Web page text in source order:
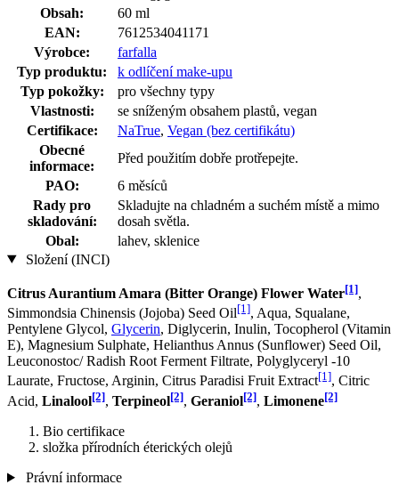
Obsah:
60 ml
EAN:
7612534041171
Výrobce:
farfalla
Typ produktu:
k odlíčení make-upu
Typ pokožky:
pro všechny typy
Vlastnosti:
se sníženým obsahem plastů, vegan
Certifikace:
NaTrue, Vegan (bez certifikátu)
Obecné
informace:
Před použitím dobře protřepejte.
PAO:
6 měsíců
Rady pro
skladování:
Skladujte na chladném a suchém místě a mimo
dosah světla.
Obal:
lahev, sklenice
Složení (INCI)
Citrus Aurantium Amara (Bitter Orange) Flower Water[1],
Simmondsia Chinensis (Jojoba) Seed Oil[1], Aqua, Squalane,
Pentylene Glycol, Glycerin, Diglycerin, Inulin, Tocopherol (Vitamin
E), Magnesium Sulphate, Helianthus Annus (Sunflower) Seed Oil,
Leuconostoc/ Radish Root Ferment Filtrate, Polyglyceryl -10
Laurate, Fructose, Arginin, Citrus Paradisi Fruit Extract[1], Citric
Acid, Linalool[2], Terpineol[2], Geraniol[2], Limonene[2]
Bio certifikace
složka přírodních éterických olejů
Právní informace